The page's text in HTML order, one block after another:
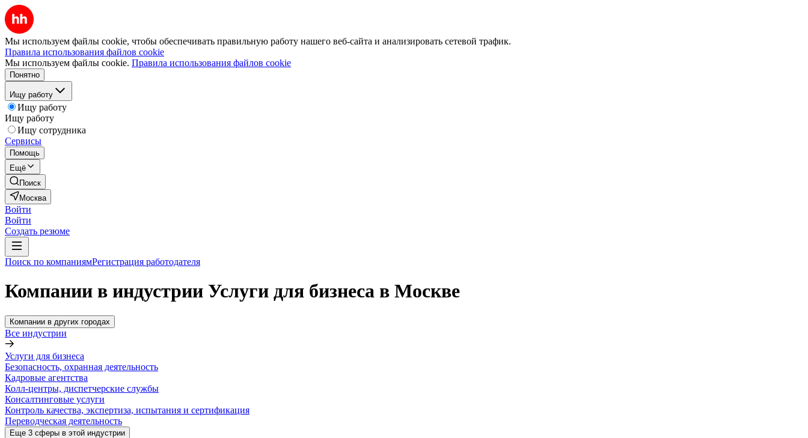
Мы используем файлы cookie, чтобы обеспечивать правильную работу нашего веб-сайта и анализировать сетевой трафик.
Правила использования файлов cookie
Мы используем файлы cookie. Правила использования файлов cookie
Понятно
Ищу работу
Ищу работу
Ищу работу
Ищу сотрудника
Сервисы
Помощь
Ещё
Поиск
Москва
Войти
Войти
Создать резюме
Поиск по компаниямРегистрация работодателя
Компании в индустрии Услуги для бизнеса в Москве
Компании в других городах
Все индустрии
Услуги для бизнеса
Безопасность, охранная деятельность
Кадровые агентства
Колл-центры, диспетчерские службы
Консалтинговые услуги
Контроль качества, экспертиза, испытания и сертификация
Переводческая деятельность
Еще 3 сферы в этой индустрии